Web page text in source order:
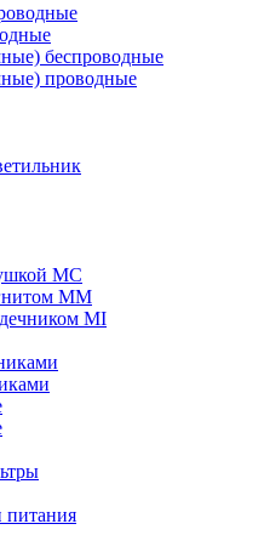
беспроводные
проводные
MC
ММ
MI
питания